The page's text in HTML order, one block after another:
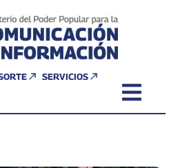
SERVICIOS